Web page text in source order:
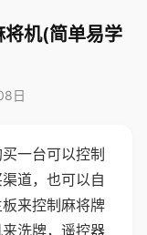
机(简单易学
日
一台可以控制
道，也可以自
来控制麻将牌
洗牌，遥控器